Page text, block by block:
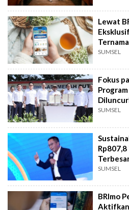
Lewat
Ternama
SUMSEL
Fokus
SUMSEL
SUMSEL
BRImo